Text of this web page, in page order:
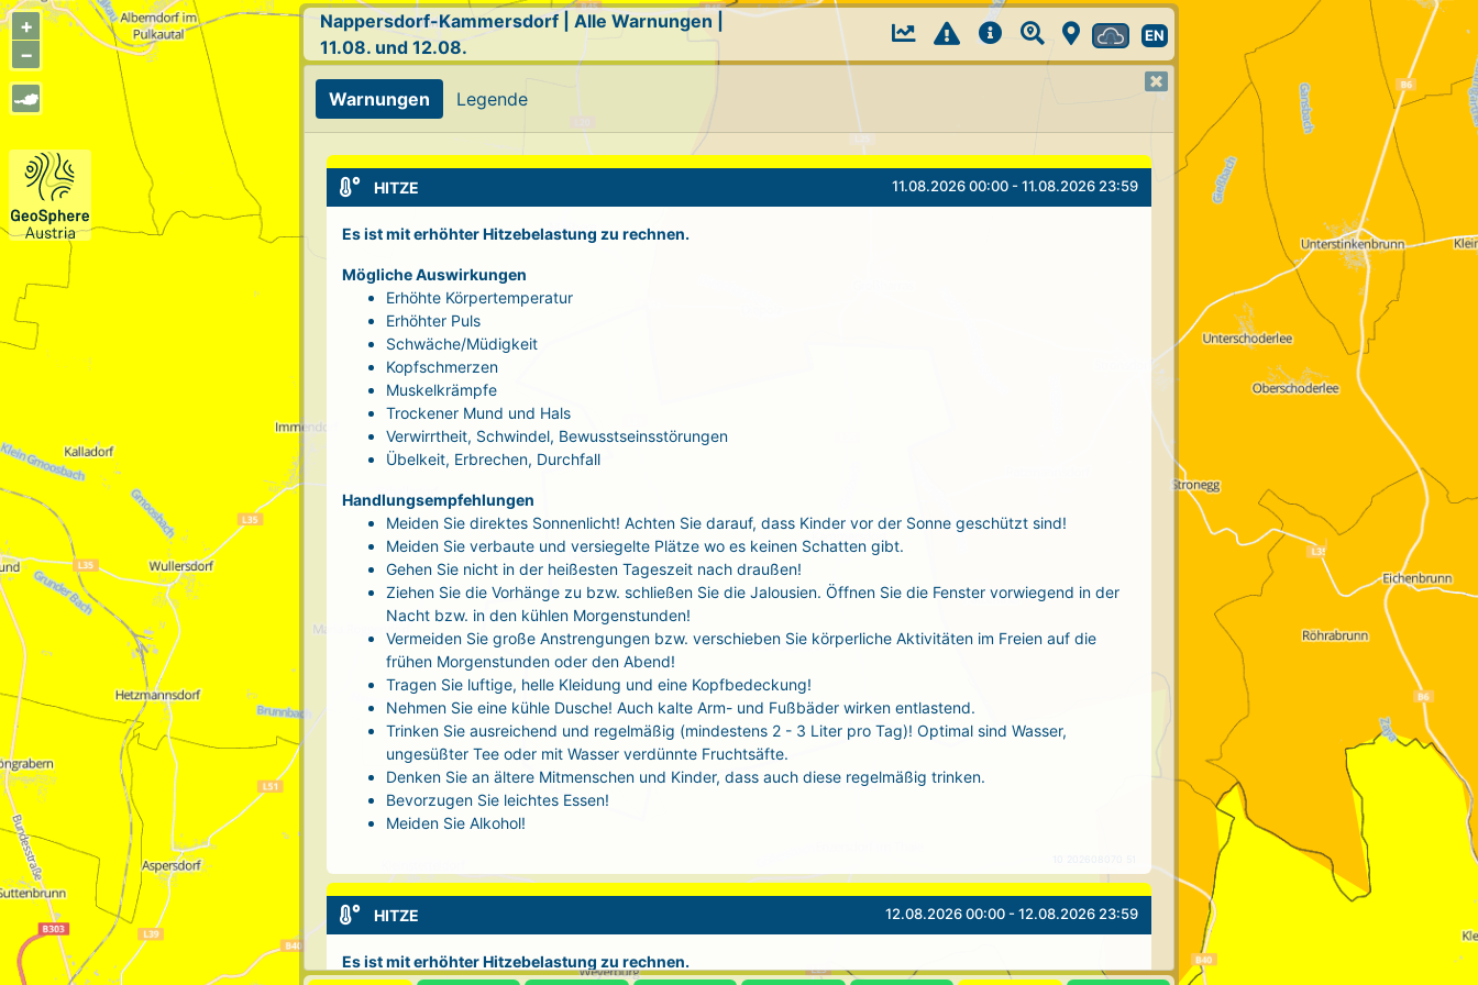
+
−
Nappersdorf-Kammersdorf Alle Warnungen
11.08. und 12.08.
EN
Warnungen Legende
HITZE 11.08.2026 00:00 - 11.08.2026 23:59
Es ist mit erhöhter Hitzebelastung zu rechnen.
Mögliche Auswirkungen
Erhöhte Körpertemperatur
Erhöhter Puls
Schwäche/Müdigkeit
Kopfschmerzen
Muskelkrämpfe
Trockener Mund und Hals
Verwirrtheit, Schwindel, Bewusstseinsstörungen
Übelkeit, Erbrechen, Durchfall
Handlungsempfehlungen
Meiden Sie direktes Sonnenlicht! Achten Sie darauf, dass Kinder vor der Sonne geschützt sind!
Meiden Sie verbaute und versiegelte Plätze wo es keinen Schatten gibt.
Gehen Sie nicht in der heißesten Tageszeit nach draußen!
Ziehen Sie die Vorhänge zu bzw. schließen Sie die Jalousien. Öffnen Sie die Fenster vorwiegend in der
Nacht bzw. in den kühlen Morgenstunden!
Vermeiden Sie große Anstrengungen bzw. verschieben Sie körperliche Aktivitäten im Freien auf die
frühen Morgenstunden oder den Abend!
Tragen Sie luftige, helle Kleidung und eine Kopfbedeckung!
Nehmen Sie eine kühle Dusche! Auch kalte Arm- und Fußbäder wirken entlastend.
Trinken Sie ausreichend und regelmäßig (mindestens 2 - 3 Liter pro Tag)! Optimal sind Wasser,
ungesüßter Tee oder mit Wasser verdünnte Fruchtsäfte.
Denken Sie an ältere Mitmenschen und Kinder, dass auch diese regelmäßig trinken.
Bevorzugen Sie leichtes Essen!
Meiden Sie Alkohol!
HITZE 12.08.2026 00:00 - 12.08.2026 23:59
Es ist mit erhöhter Hitzebelastung zu rechnen.